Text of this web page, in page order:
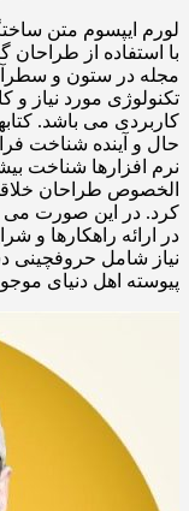
لورم ایپسوم متن
با استفاده از طراحان
مجله در ستون و
تکنولوژی مورد نیاز و
کاربردی می باشد.
حال و آینده شناخت
نرم افزارها شناخت
الخصوص طراحان
کرد. در این صورت می
در ارائه راهکارها و
نیاز شامل حروفچینی
پیوسته اهل دنیای